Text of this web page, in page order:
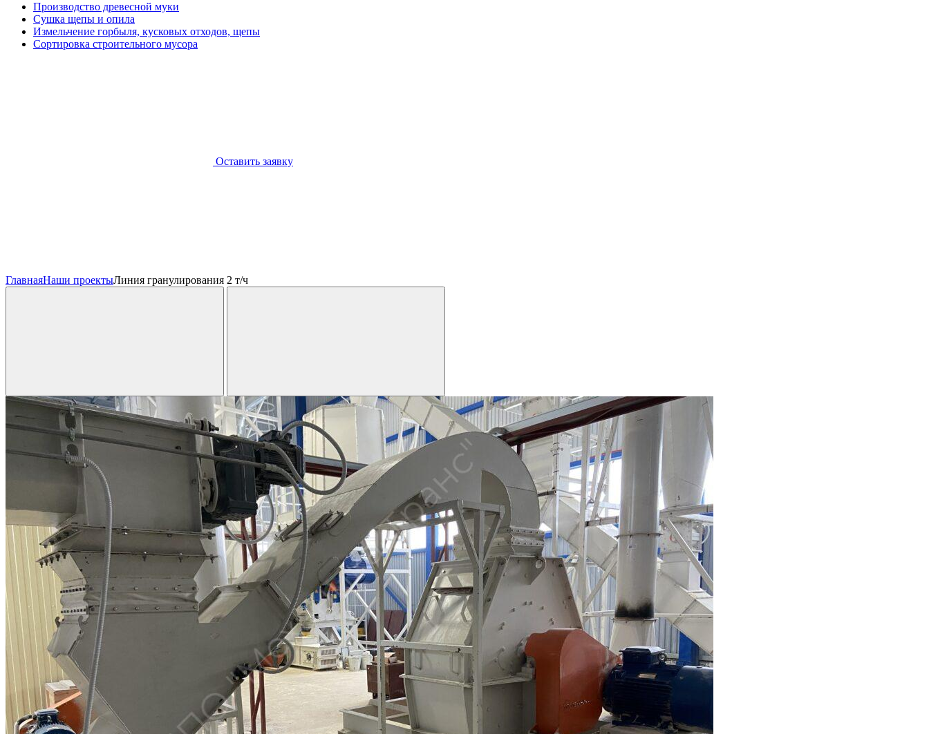
Производство древесной муки
Сушка щепы и опила
Измельчение горбыля, кусковых отходов, щепы
Сортировка строительного мусора
Оставить заявку
ГлавнаяНаши проектыЛиния гранулирования 2 т/ч